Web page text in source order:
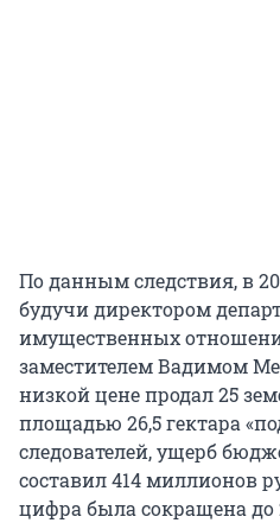
По данным следствия, в
будучи директором
имущественных
заместителем Вадимом
низкой цене продал 25
площадью 26,5 гектара
следователей, ущерб
составил 414 миллионов
цифра была сокращена до